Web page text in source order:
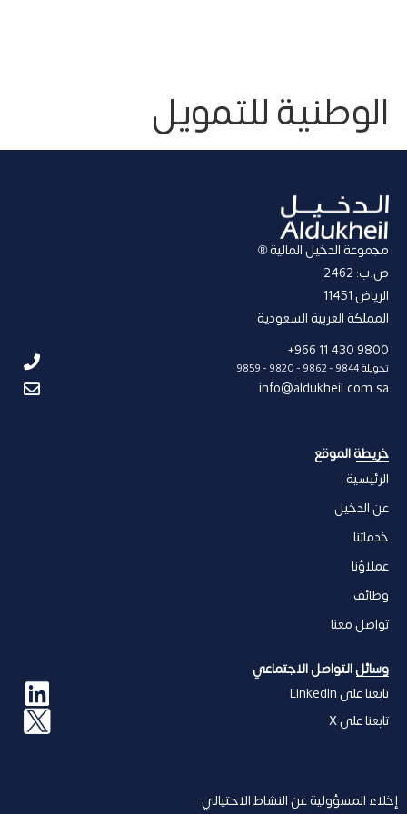
الوطنية للتمويل
مجموعة الدخيل المالية ®
ص.ب: 2462
الریاض 11451
المملكة العربیة السعودیة
9800 430 11 966+
تحويلة 9844 - 9862 - 9820 - 9859
info@aldukheil.com.sa ​
خریطة الموقع
الرئيسية
عن الدخیل
خدماتنا
عملاؤنا
وظائف
تواصل معنا
وسائل التواصل الاجتماعي
تابعنا على LinkedIn
تابعنا على X
إخلاء المسؤولیة عن النشاط الاحتیالي